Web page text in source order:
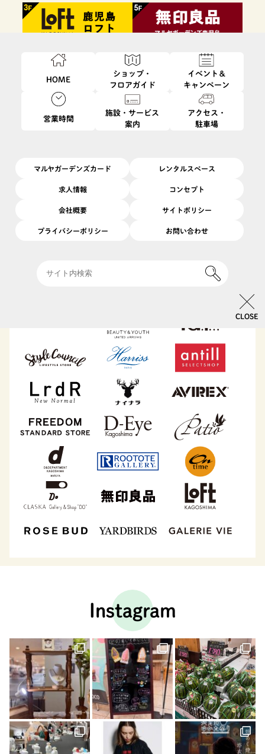
HOME
ショップ・
フロアガイド
イベント＆
キャンペーン
営業時間
施設・サービス
案内
アクセス・
駐車場
マルヤガーデンズカード レンタルスペース
求人情報 コンセプト
会社概要 サイトポリシー
プライバシーポリシー お問い合わせ
CLOSE
Instagram